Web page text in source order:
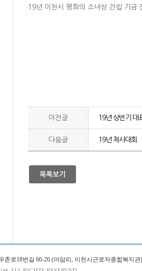
19년 이천시 평화의 소녀상 건립 기금
이전글 19년 상반기 대
다음글 19년 척사대회
목록보기
촌로18번길 60-26 (마암리, 이천시근로자종합복지관